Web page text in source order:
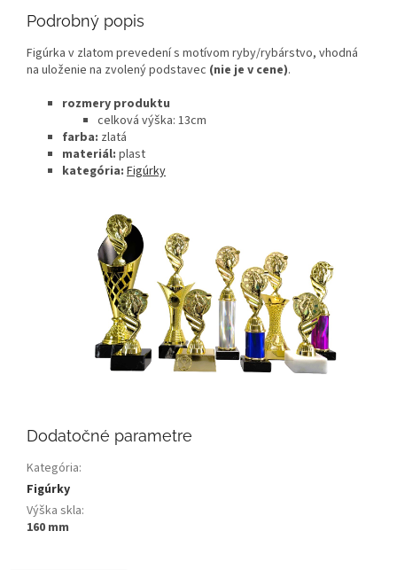
Podrobný popis
Figúrka v zlatom prevedení s motívom ryby/rybárstvo, vhodná
na uloženie na zvolený podstavec (nie je v cene).
rozmery produktu
celková výška: 13cm
farba: zlatá
materiál: plast
kategória: Figúrky
Dodatočné parametre
Kategória:
Figúrky
Výška skla:
160 mm